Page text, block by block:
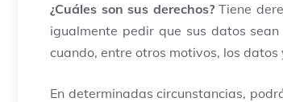
¿Cuáles son sus derechos? Tiene
igualmente pedir que sus datos
cuando, entre otros motivos, los
En determinadas circunstancias,